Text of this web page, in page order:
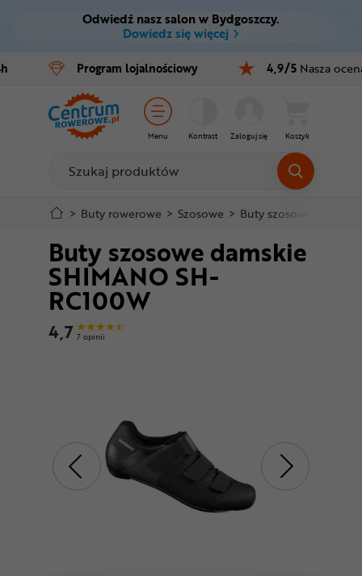
Ctrl M
Menu główne
Informacje o produkcie
Do koszyka
Szczegółowe informacje
Stopka
Mapa strony
Odwiedź nasz salon w Bydgoszczy.
Dowiedz się więcej
Program lojalnościowy 4,9/5 Nasza
Menu Kontrast Zaloguj się Koszyk
Rowery
E-bike
Części
Akcesoria
Odzież
Kaski
Buty
Warsztat
Superoferta
> Buty rowerowe > Szosowe > Buty szosowe
Buty szosowe damskie
SHIMANO SH-
RC100W
4,7 7 opinii